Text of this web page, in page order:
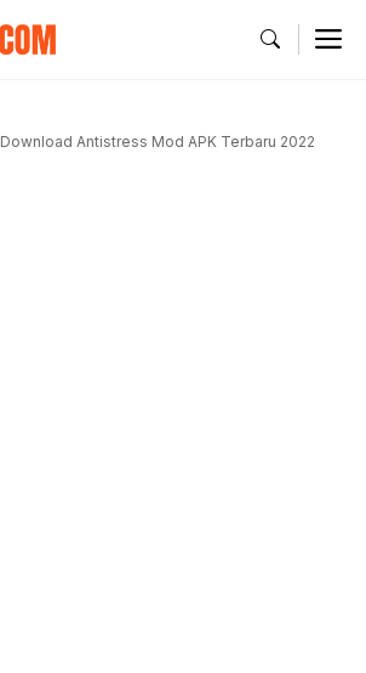
Download Antistress Mod APK Terbaru 2022